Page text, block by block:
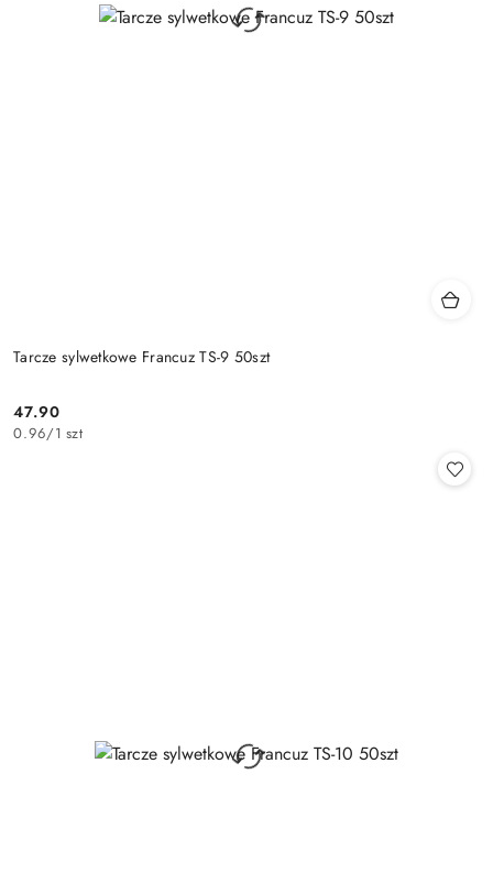
Tarcze sylwetkowe Francuz TS-9 50szt
Cena:
47.90
0.96/1 szt